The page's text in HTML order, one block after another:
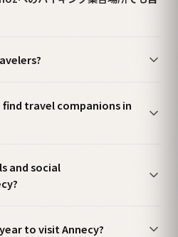
find travel companions in
and social
to visit Annecy?